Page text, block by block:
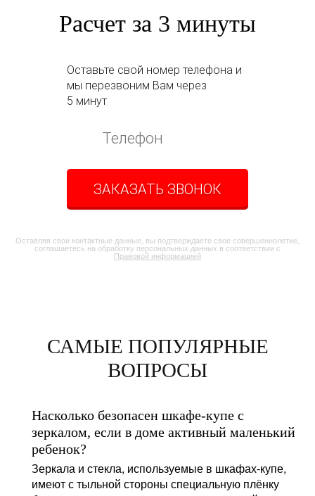
Расчет за 3 минуты
Оставьте свой номер телефона и
мы перезвоним Вам через
5 минут
ЗАКАЗАТЬ ЗВОНОК
Оставляя свои контактные данные, вы подтверждаете свое совершеннолетие,
соглашаетесь на обработку персональных данных в соответствии с
Правовой информацией
САМЫЕ ПОПУЛЯРНЫЕ
ВОПРОСЫ
Насколько безопасен шкафе-купе с
зеркалом, если в доме активный маленький
ребенок?
Зеркала и стекла, используемые в шкафах-купе,
имеют с тыльной стороны специальную плёнку